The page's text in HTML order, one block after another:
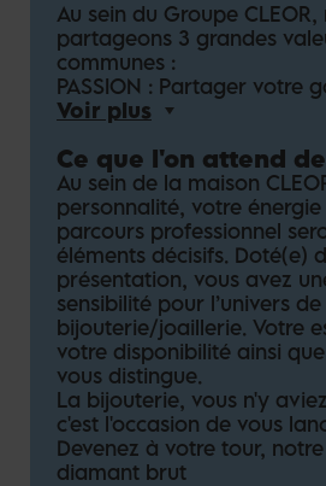
Au sein du Groupe CLEOR,
partageons 3 grandes
communes :
PASSION : Partager votre
vente et l’importance
PERFORMANCE : Inculquer
résultat et votre envie de
objectifs, en instaurant un
d’équipe dans une
gratifiante.
FIERTÉ : Être
représentant notre maison
clients dans l’unique
satisfaire.
Afin d’apporter un nouvel «
de notre boutique CLEOR,
des missions attendues en
Responsable Magasin :
Passionné(e) du
Voir plus
Ce que l'on attend
Au sein de la maison
personnalité, votre
parcours professionnel
éléments décisifs. Doté(e)
présentation, vous avez
sensibilité pour l’univers de
bijouterie/joaillerie. Votre
votre disponibilité ainsi
vous distingue.
La bijouterie, vous n'y
c'est l'occasion de vous
Devenez à votre tour,
diamant brut